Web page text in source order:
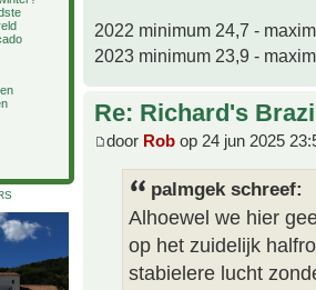
2022 minimum 24,7 -
2023 minimum 23,9 -
Re: Richard's
door Rob op 24 jun 2025
palmgek schreef:
Alhoewel we hier
op het zuidelijk
stabielere lucht